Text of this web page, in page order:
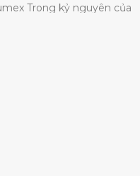
Trong kỷ nguyên của